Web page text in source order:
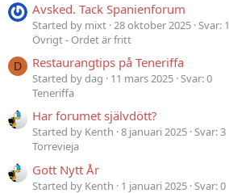
Avsked. Tack Spanienforum
Started by mixt 28 oktober 2025 Svar: 1
Övrigt - Ordet är fritt
D Restaurangtips på Teneriffa
Started by dag 11 mars 2025 Svar: 0
Teneriffa
Har forumet självdött?
Started by Kenth 8 januari 2025 Svar: 3
Torrevieja
Gott Nytt År
Started by Kenth 1 januari 2025 Svar: 0